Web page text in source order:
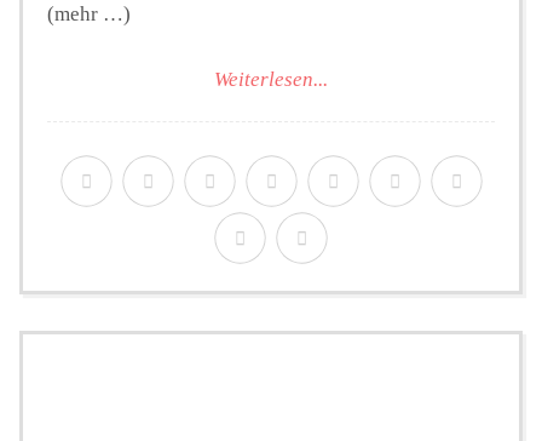
(mehr …)
Weiterlesen...